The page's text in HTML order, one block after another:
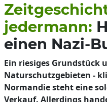
jedermann:
einen Nazi-
Ein riesiges Grundstück
Naturschutzgebieten -
Normandie steht eine
Verkauf. Allerdings